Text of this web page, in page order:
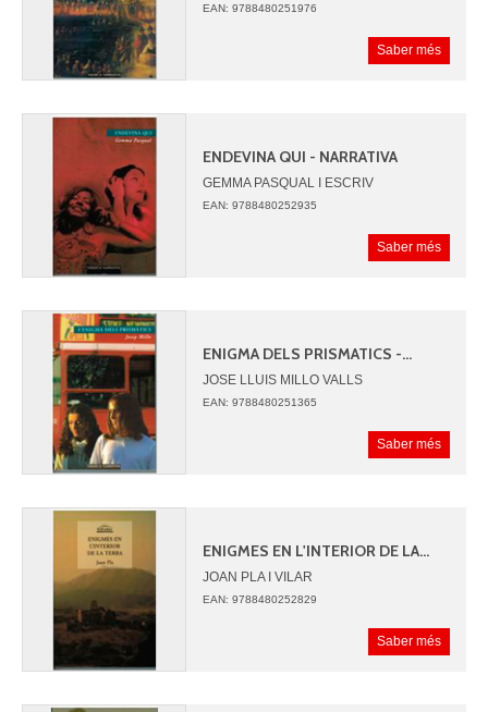
EAN: 9788480251976
Saber més
ENDEVINA QUI - NARRATIVA
GEMMA PASQUAL I ESCRIV
EAN: 9788480252935
Saber més
ENIGMA DELS PRISMATICS -...
JOSE LLUIS MILLO VALLS
EAN: 9788480251365
Saber més
ENIGMES EN L'INTERIOR DE LA...
JOAN PLA I VILAR
EAN: 9788480252829
Saber més